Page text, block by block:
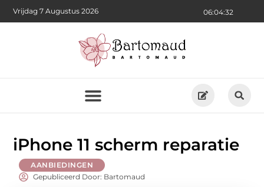
06:04:33
Vrijdag 7 Augustus 2026
iPhone 11 scherm reparatie
AANBIEDINGEN
Gepubliceerd Door: Bartomaud